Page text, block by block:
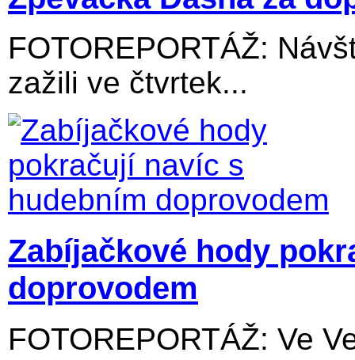
FOTOREPORTÁŽ:
zažili ve čtvrtek...
Zabíjačkové hody
doprovodem
FOTOREPORTÁŽ: Ve